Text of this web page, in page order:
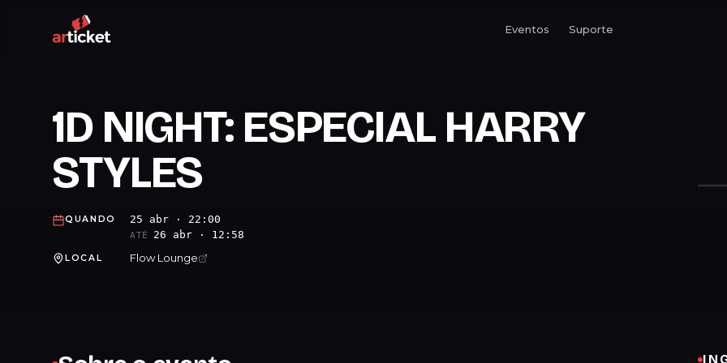
Eventos Suporte
1D NIGHT: ESPECIAL HARRY
STYLES
QUANDO 25 abr · 22:00
ATÉ 26 abr · 12:58
LOCAL Flow Lounge